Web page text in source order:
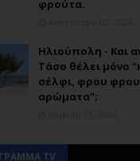
φρούτα.
Ηλιούπολη - Και
Τάσο θέλει μόνο
σέλφι, φρου φρου
αρώματα";
TV